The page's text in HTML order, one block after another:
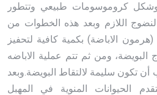
كروموسومات طبيعي وتتطور
اللازم وبعد هذه الخطوات من
(هرمون الاباضة) بكمية كافية لتحفيز
البويضة، ومن ثم تتم عملية الاباضه
تكون سليمة لالتقاط البويضة.وبعد
الحيوانات المنوية في المهبل